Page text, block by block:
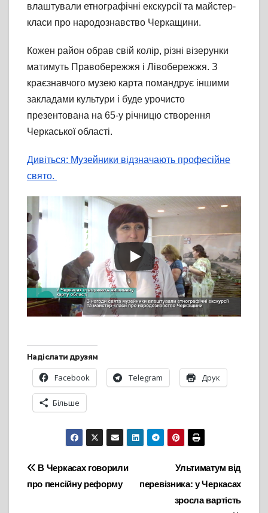
влаштували етнографічні екскурсії та майстер-
класи про народознавство Черкащини.
Кожен район обрав свій колір, різні візерунки
матимуть Правобережжя і Лівобережжя. З
краєзнавчого музею карта помандрує іншими
закладами культури і буде урочисто
презентована на 65-у річницю створення
Черкаської області.
Дивіться: Музейники відзначають професійне
свято.
Надіслати друзям
Facebook Telegram Друк
Більше
Навігація
записів
Ультиматум від
перевізника: у Черкасах
зросла вартість
В Черкасах говорили
про пенсійну реформу